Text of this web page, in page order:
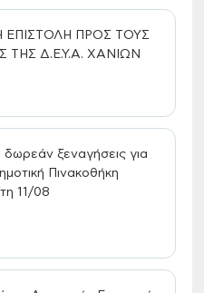
ΕΠΙΣΤΟΛΗ ΠΡΟΣ ΤΟΥΣ
ΤΗΣ Δ.Ε.Υ.Α. ΧΑΝΙΩΝ
δωρεάν ξεναγήσεις για
Πινακοθήκη
11/08